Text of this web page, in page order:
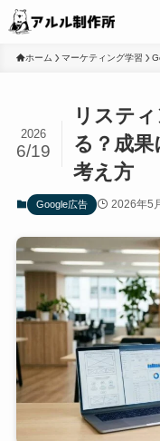
ホーム マーケティング学習
リステ
る？成
考え方
2026
6/19
Google広告 2026年5